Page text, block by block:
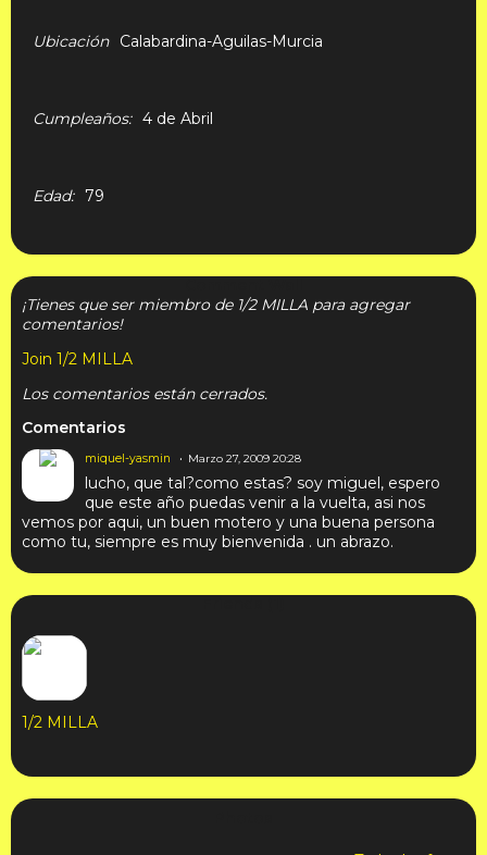
Ubicación Calabardina-Aguilas-Murcia
Cumpleaños: 4 de Abril
Edad: 79
¡Tienes que ser miembro de 1/2 MILLA para agregar
comentarios!
Join 1/2 MILLA
Los comentarios están cerrados.
Comentarios
miquel-yasmin Marzo 27, 2009 20:28
lucho, que tal?como estas? soy miguel, espero
que este año puedas venir a la vuelta, asi nos
vemos por aqui, un buen motero y una buena persona
como tu, siempre es muy bienvenida . un abrazo.
1/2 MILLA